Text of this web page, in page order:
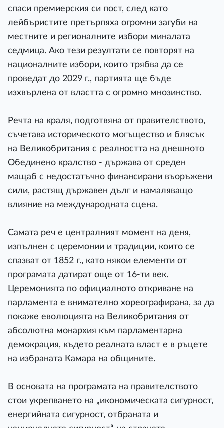
спаси премиерския си пост, след като
лейбъристите претърпяха огромни загуби на
местните и регионалните избори миналата
седмица. Ако тези резултати се повторят на
националните избори, които трябва да се
проведат до 2029 г., партията ще бъде
изхвърлена от властта с огромно мнозинство.
Речта на краля, подготвяна от правителството,
съчетава историческото могъщество и блясък
на Великобритания с реалността на днешното
Обединено кралство - държава от среден
мащаб с недостатъчно финансирани въоръжени
сили, растящ държавен дълг и намаляващо
влияние на международната сцена.
Самата реч е централният момент на деня,
изпълнен с церемонии и традиции, които се
спазват от 1852 г., като някои елементи от
програмата датират още от 16-ти век.
Церемонията по официалното откриване на
парламента е внимателно хореографирана, за да
покаже еволюцията на Великобритания от
абсолютна монархия към парламентарна
демокрация, където реалната власт е в ръцете
на избраната Камара на общините.
В основата на програмата на правителството
стои укрепването на „икономическата сигурност,
енергийната сигурност, отбраната и